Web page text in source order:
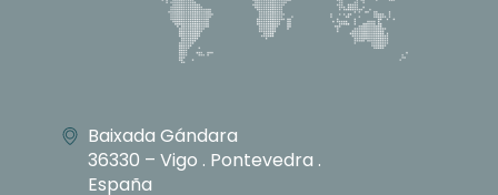
Baixada Gándara
36330 – Vigo . Pontevedra .
España